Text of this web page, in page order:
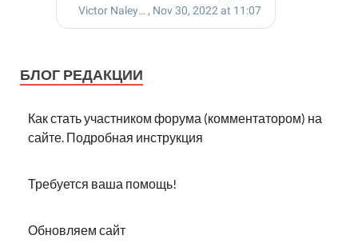
БЛОГ РЕДАКЦИИ
Как стать участником форума (комментатором) на
сайте. Подробная инструкция
Требуется ваша помощь!
Обновляем сайт